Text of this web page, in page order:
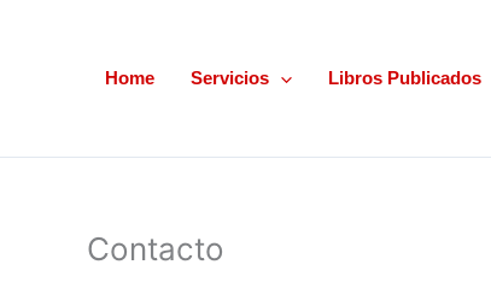
Home Servicios Libros Publicados
Contacto